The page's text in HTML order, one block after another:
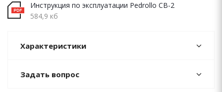
Инструкция по эксплуатации Pedrollo CB-2
584,9 кб
Характеристики
Задать вопрос